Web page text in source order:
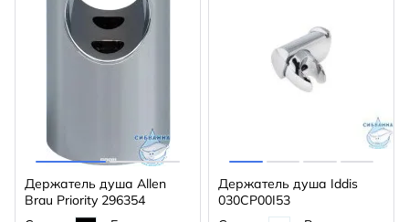
Держатель душа Allen
Brau Priority 296354
Держатель душа Iddis
030CP00I53